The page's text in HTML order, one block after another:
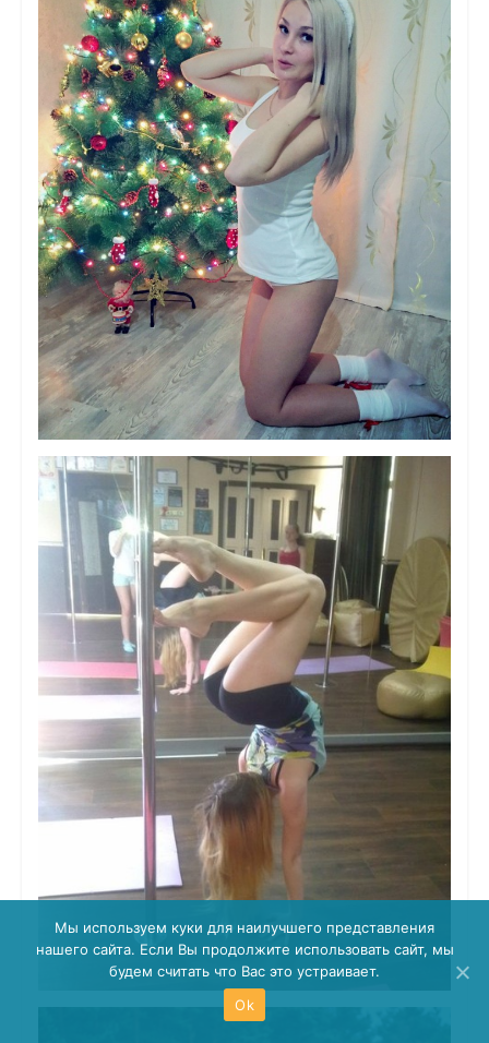
Мы используем куки для наилучшего представления
нашего сайта. Если Вы продолжите использовать сайт, мы
будем считать что Вас это устраивает.
Ok